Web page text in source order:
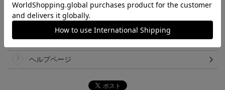
その他
決済について
ギフト対応について
ヘルプページ